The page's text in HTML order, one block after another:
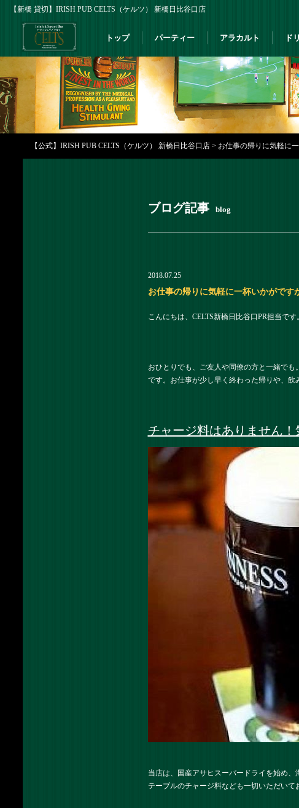
【新橋 貸切】IRISH PUB CELTS（ケルツ） 新橋日比谷口店
トップ パーティー アラカルト ド
【公式】IRISH PUB CELTS（ケルツ） 新橋日比谷口店 > お仕事の帰りに気軽に
ブログ記事 blog
2018.07.25
お仕事の帰りに気軽に一杯いかがです
こんにちは、CELTS新橋日比谷口PR担当です。
おひとりでも、ご友人や同僚の方と一緒でも
です。お仕事が少し早く終わった帰りや、飲
チャージ料はありません
当店は、国産アサヒスーパードライを始め
テーブルのチャージ料なども一切いただいて